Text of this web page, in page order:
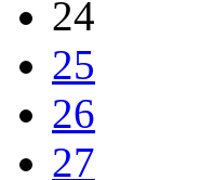
24
25
26
27